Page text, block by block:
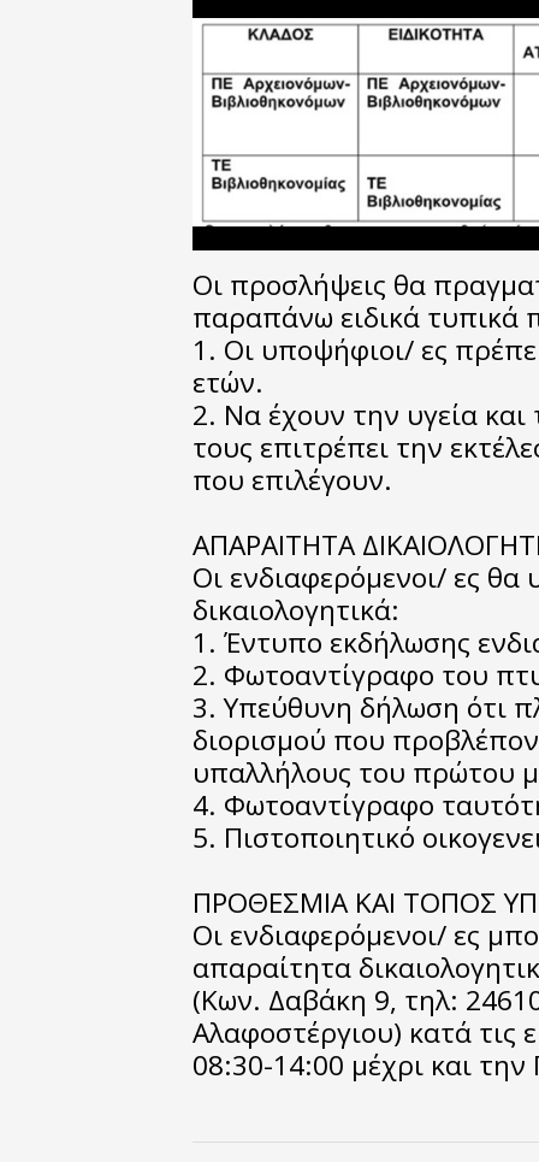
Οι προσλήψεις θα
παραπάνω ειδικά τυπικά
1. Οι υποψήφιοι/ ες
ετών.
2. Να έχουν την υγεία
τους επιτρέπει την
που επιλέγουν.
ΑΠΑΡΑΙΤΗΤΑ
Οι ενδιαφερόμενοι/ ες
δικαιολογητικά:
1. Έντυπο εκδήλωσης
2. Φωτοαντίγραφο του
3. Υπεύθυνη δήλωση ότι
διορισμού που
υπαλλήλους του πρώτου
4. Φωτοαντίγραφο
5. Πιστοποιητικό
ΠΡΟΘΕΣΜΙΑ ΚΑΙ ΤΟΠΟΣ
Οι ενδιαφερόμενοι/ ες
απαραίτητα
(Κων. Δαβάκη 9, τηλ:
Αλαφοστέργιου) κατά τις
08:30-14:00 μέχρι και